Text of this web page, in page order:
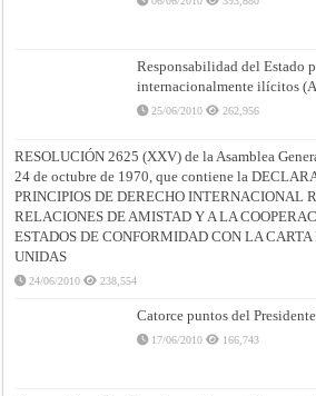
Responsabilidad del Estado
internacionalmente ilícitos
25/06/2010 262,956
RESOLUCIÓN 2625 (XXV) de la Asamblea
24 de octubre de 1970, que contiene la
PRINCIPIOS DE DERECHO INTERNACIONAL
RELACIONES DE AMISTAD Y A LA
ESTADOS DE CONFORMIDAD CON LA
UNIDAS
24/06/2010 238,554
Catorce puntos del
17/06/2010 166,743